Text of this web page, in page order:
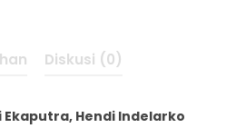
Diskusi (0)
Hendi Indelarko